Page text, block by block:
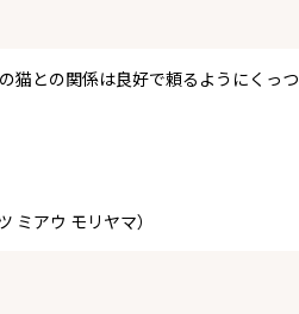
猫との関係は良好で頼るようにくっつ
アウ モリヤマ）